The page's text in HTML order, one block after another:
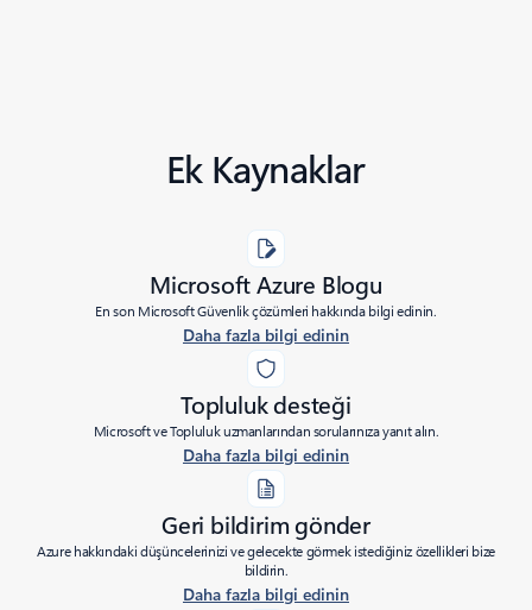
Ek Kaynaklar
Microsoft Azure Blogu
En son Microsoft Güvenlik çözümleri hakkında bilgi edinin.
Daha fazla bilgi edinin
Topluluk desteği
Microsoft ve Topluluk uzmanlarından sorularınıza yanıt alın.
Daha fazla bilgi edinin
Geri bildirim gönder
Azure hakkındaki düşüncelerinizi ve gelecekte görmek istediğiniz özellikleri bize
bildirin.
Daha fazla bilgi edinin